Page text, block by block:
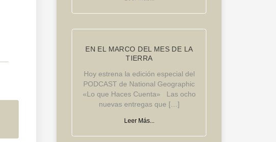
EN EL MARCO DEL MES DE LA
TIERRA
Hoy estrena la edición especial del
PODCAST de National Geographic
«Lo que Haces Cuenta» Las ocho
nuevas entregas que […]
Leer Más...